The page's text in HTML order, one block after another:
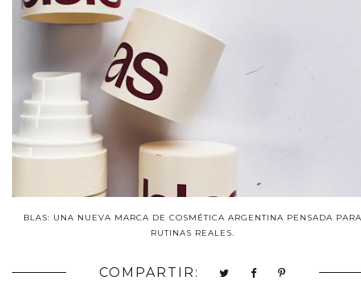
BLAS: UNA NUEVA MARCA DE COSMÉTICA ARGENTINA PENSADA PARA
RUTINAS REALES.
COMPARTIR: